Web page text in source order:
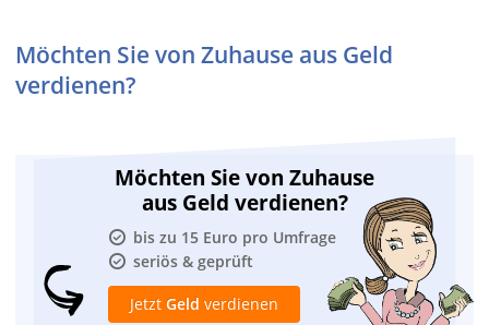
Möchten Sie von Zuhause aus Geld
verdienen?
Möchten Sie von Zuhause
aus Geld verdienen?
bis zu 15 Euro pro Umfrage
seriös & geprüft
Jetzt Geld verdienen